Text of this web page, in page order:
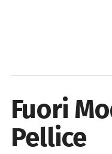
Fuori
Pellice